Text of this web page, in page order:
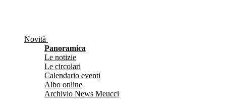
Novità
Panoramica
Le notizie
Le circolari
Calendario eventi
Albo online
Archivio News Meucci